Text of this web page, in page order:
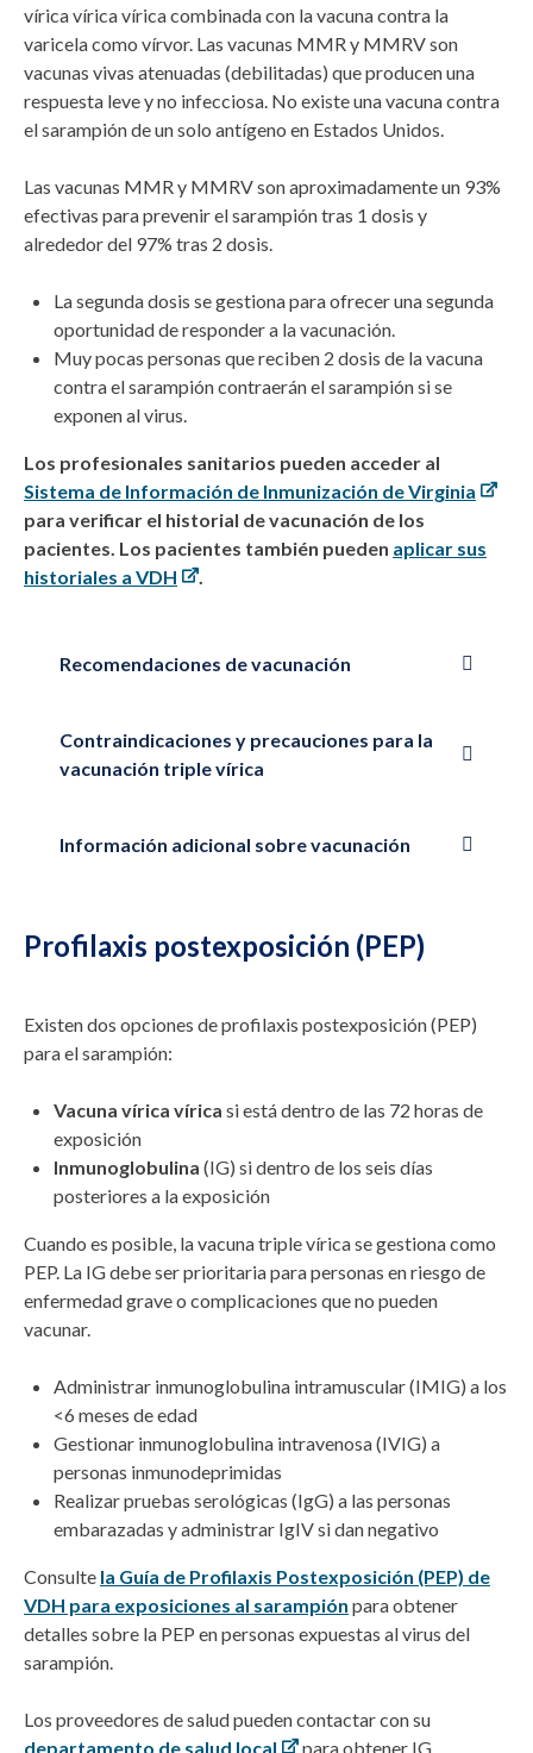
vírica vírica vírica combinada con la vacuna contra la
varicela como vírvor. Las vacunas MMR y MMRV son
vacunas vivas atenuadas (debilitadas) que producen una
respuesta leve y no infecciosa. No existe una vacuna contra
el sarampión de un solo antígeno en Estados Unidos.
Las vacunas MMR y MMRV son aproximadamente un 93%
efectivas para prevenir el sarampión tras 1 dosis y
alrededor del 97% tras 2 dosis.
La segunda dosis se gestiona para ofrecer una segunda
oportunidad de responder a la vacunación.
Muy pocas personas que reciben 2 dosis de la vacuna
contra el sarampión contraerán el sarampión si se
exponen al virus.
Los profesionales sanitarios pueden acceder al
Sistema de Información de Inmunización de Virginia
para verificar el historial de vacunación de los
pacientes. Los pacientes también pueden aplicar sus
historiales a VDH
Recomendaciones de vacunación
Contraindicaciones y precauciones para la
vacunación triple vírica
Información adicional sobre vacunación
Profilaxis postexposición (PEP)
Existen dos opciones de profilaxis postexposición (PEP)
para el sarampión:
Vacuna vírica vírica si está dentro de las 72 horas de
exposición
Inmunoglobulina (IG) si dentro de los seis días
posteriores a la exposición
Cuando es posible, la vacuna triple vírica se gestiona como
PEP. La IG debe ser prioritaria para personas en riesgo de
enfermedad grave o complicaciones que no pueden
vacunar.
Administrar inmunoglobulina intramuscular (IMIG) a los
<6 meses de edad
Gestionar inmunoglobulina intravenosa (IVIG) a
personas inmunodeprimidas
Realizar pruebas serológicas (IgG) a las personas
embarazadas y administrar IgIV si dan negativo
Consulte la Guía de Profilaxis Postexposición (PEP) de
VDH para exposiciones al sarampión para obtener
detalles sobre la PEP en personas expuestas al virus del
sarampión.
Los proveedores de salud pueden contactar con su
departamento de salud local
para obtener IG.